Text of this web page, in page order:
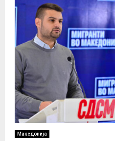
Македонија